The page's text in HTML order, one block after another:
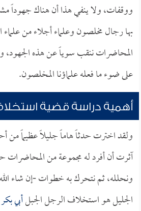
ووقفات، ولا ينفي هذا أن هناك جهوداً
بها رجال مخلصون وعلماء أجلاء من
المحاضرات ننقب سوياً عن هذه
على ضوء ما فعله علماؤنا المخلصون.
أهمية دراسة قضية
ولقد اخترت حدثاً هاماً جليلاً عظيماً من
آثرت أن أفرد له مجموعة من المحاضرات
ونحلله، ثم نتحرك به خطوات -إن شاء
الجليل هو استخلاف الرجل الجبلأبي